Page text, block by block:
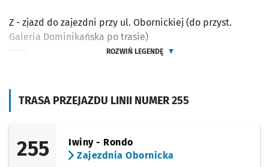
TRASA PRZEJAZDU LINII NUMER 255
255
Iwiny - Rondo
Zajezdnia Obornicka
Z - zjazd do zajezdni przy ul. Obornickiej (do przyst.
Galeria Dominikańska po trasie)
ROZWIŃ LEGENDĘ